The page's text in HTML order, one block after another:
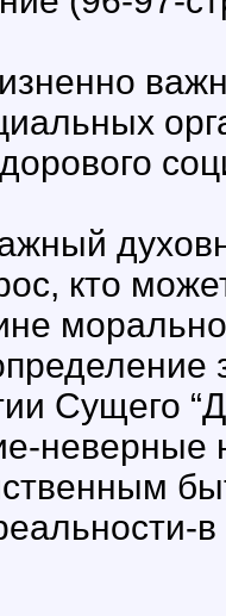
кто
Сущего
неверные